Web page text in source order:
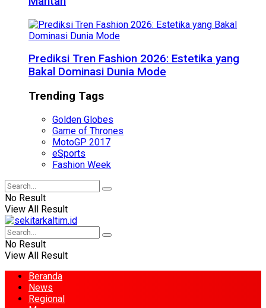
Prediksi Tren Fashion 2026: Estetika yang
Bakal Dominasi Dunia Mode
Trending Tags
Golden Globes
Game of Thrones
MotoGP 2017
eSports
Fashion Week
No Result
View All Result
No Result
View All Result
Beranda
News
Regional